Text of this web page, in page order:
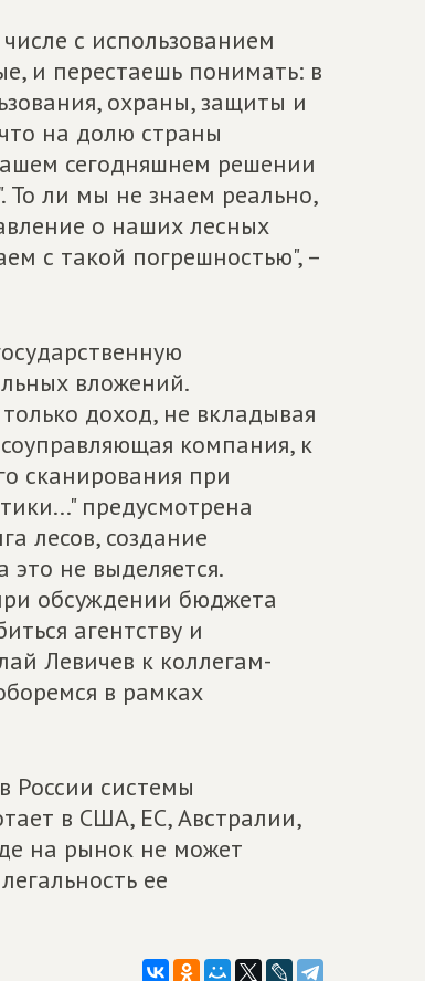
с использованием
и перестаешь понимать: в
охраны, защиты и
на долю страны
сегодняшнем решении
То ли мы не знаем реально,
о наших лесных
с такой погрешностью", –
вложений.
доход, не вкладывая
компания, к
сканирования при
предусмотрена
лесов, создание
не выделяется.
обсуждении бюджета
агентству и
Левичев к коллегам-
в рамках
России системы
в США, ЕС, Австралии,
на рынок не может
ее